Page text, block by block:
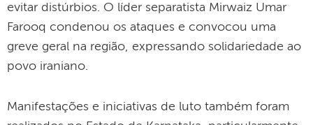
evitar distúrbios. O líder separatista Mirwaiz Umar
Farooq condenou os ataques e convocou uma
greve geral na região, expressando solidariedade ao
povo iraniano.
Manifestações e iniciativas de luto também foram